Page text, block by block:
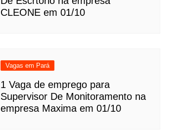
CLEONE em 01/10
Vagas em Pará
1 Vaga de emprego para
Supervisor De Monitoramento na
empresa Maxima em 01/10